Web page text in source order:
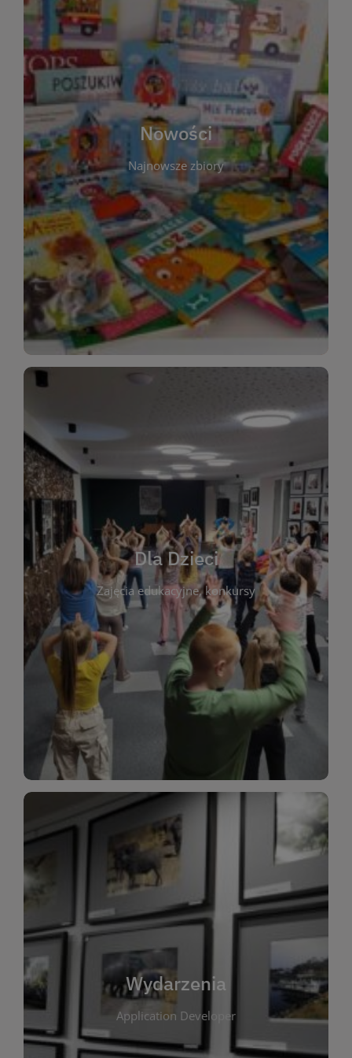
Nowości
Najnowsze zbiory
W tej sekcji prezentujemy najnowsze książki,
audiobooki oraz filmy, które właśnie trafiły do
zbiorów Miejskiej Biblioteki Publicznej w
Starachowicach. Regularnie aktualizujemy listę,
aby Czytelnicy mogli na bieżąco odkrywać świeże
tytuły i najciekawsze premiery wydawnicze. Każda
pozycja opatrzona jest krótkim opisem i
informacją o dostępności w katalogu. Zachęcamy
do częstych odwiedzin – nowości pojawiają się
niemal każdego tygodnia! Dzięki tej zakładce
zawsze będziesz wiedzieć, co warto przeczytać
jako pierwsze.
WIĘCEJ
Dla Dzieci
Zajęcia edukacyjne, konkursy
Dla Dzieci
To miejsce stworzone z myślą o najmłodszych
czytelnikach i ich rodzicach. Znajdziesz tu
informacje o zajęciach edukacyjnych, konkursach
plastycznych i spotkaniach z autorami książek dla
dzieci. Biblioteka oferuje bogaty wybór bajek,
opowiadań i lektur szkolnych, a także przyjazny
kącik do wspólnego czytania. Pragniemy
rozbudzać miłość do książek od najmłodszych lat.
Zapraszamy do wspólnej zabawy i odkrywania
świata literatury!
WIĘCEJ
Wydarzenia
Application Developer
Wydarzenia
W tej zakładce publikujemy informacje o
wszystkich wydarzeniach organizowanych przez
bibliotekę. Znajdziesz tu zapowiedzi spotkań
autorskich, warsztatów, prelekcji i zajęć
tematycznych dla różnych grup wiekowych. Każde
wydarzenie ma na celu promowanie kultury
czytelniczej oraz integrację społeczności lokalnej.
Dzięki kalendarzowi wydarzeń możesz łatwo